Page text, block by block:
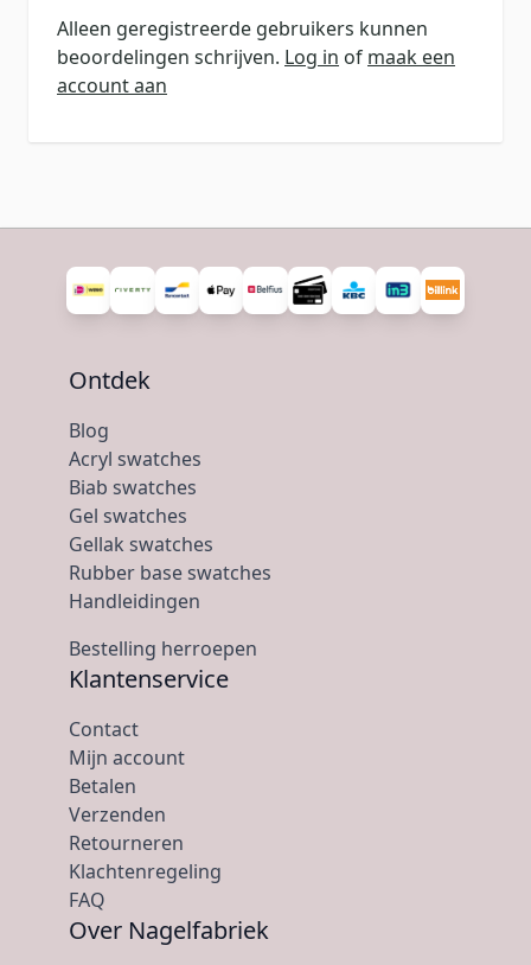
Alleen geregistreerde gebruikers kunnen
beoordelingen schrijven. Log in of maak een
account aan
Ontdek
Blog
Acryl swatches
Biab swatches
Gel swatches
Gellak swatches
Rubber base swatches
Handleidingen
Bestelling herroepen
Klantenservice
Contact
Mijn account
Betalen
Verzenden
Retourneren
Klachtenregeling
FAQ
Over Nagelfabriek